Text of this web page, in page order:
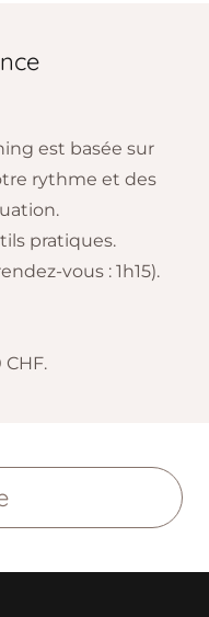
est basée sur
rythme et des
pratiques.
vous : 1h15).